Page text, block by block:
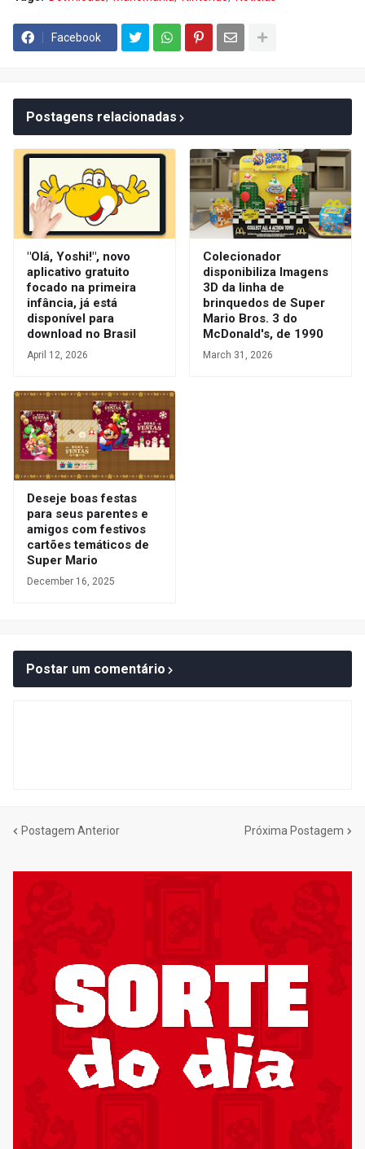
Facebook
Postagens relacionadas
"Olá, Yoshi!", novo
aplicativo gratuito
focado na primeira
infância, já está
disponível para
download no Brasil
April 12, 2026
Colecionador
disponibiliza Imagens
3D da linha de
brinquedos de Super
Mario Bros. 3 do
McDonald's, de 1990
March 31, 2026
Deseje boas festas
para seus parentes e
amigos com festivos
cartões temáticos de
Super Mario
December 16, 2025
Postar um comentário
Postagem Anterior Próxima Postagem